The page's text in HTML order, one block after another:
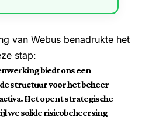
van Webus benadrukte het
stap:
biedt ons een
structuur voor het beheer
Het opent strategische
we solide risicobeheersing